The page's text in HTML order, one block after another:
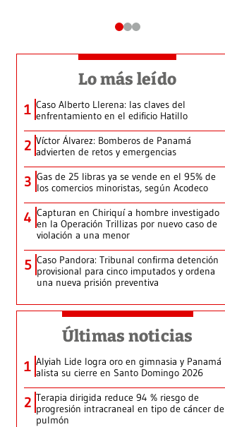
Lo más leído
1 Caso Alberto Llerena: las claves del
enfrentamiento en el edificio Hatillo
2 Víctor Álvarez: Bomberos de Panamá
advierten de retos y emergencias
3 Gas de 25 libras ya se vende en el 95% de
los comercios minoristas, según Acodeco
4 Capturan en Chiriquí a hombre investigado
en la Operación Trillizas por nuevo caso de
violación a una menor
5 Caso Pandora: Tribunal confirma detención
provisional para cinco imputados y ordena
una nueva prisión preventiva
Últimas noticias
1 Alyiah Lide logra oro en gimnasia y Panamá
alista su cierre en Santo Domingo 2026
2 Terapia dirigida reduce 94 % riesgo de
progresión intracraneal en tipo de cáncer de
pulmón